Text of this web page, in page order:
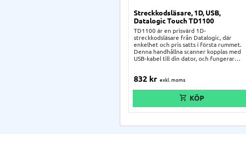
Streckkodsläsare, 1D, USB,
Datalogic Touch TD1100
TD1100 är en prisvärd 1D-
streckkodsläsare från Datalogic, där
enkelhet och pris satts i första rummet.
Denna handhållna scanner kopplas med
USB-kabel till din dator, och fungerar
paketet.
832 kr